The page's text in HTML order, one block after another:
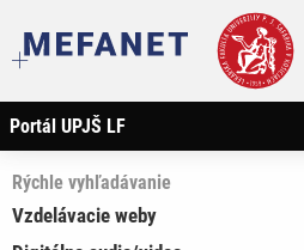
Portál UPJŠ LF
Rýchle vyhľadávanie
Vzdelávacie weby